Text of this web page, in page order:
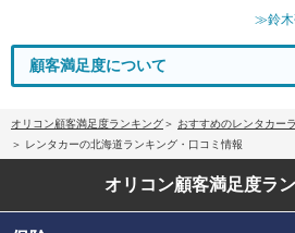
≫鈴木
顧客満足度について
オリコン顧客満足度ランキング おすすめのレンタカー
レンタカーの北海道ランキング・口コミ情報
オリコン顧客満足度ラ